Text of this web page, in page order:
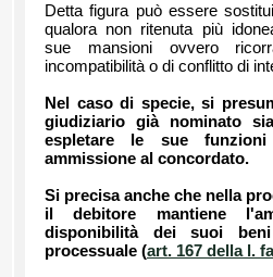
Detta figura può essere
qualora non ritenuta più
sue mansioni ovvero
incompatibilità o di conflitto di
Nel caso di specie, si
giudiziario già nominato
espletare le sue
ammissione al concordato.
Si precisa anche che nella
il debitore mantiene
disponibilità dei suoi
processuale (art. 167 della l.